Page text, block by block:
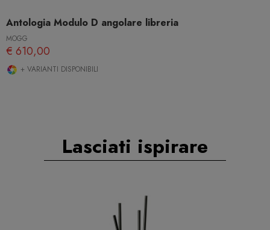
Antologia Modulo D angolare libreria
MOGG
€ 610,00
+ VARIANTI DISPONIBILI
Lasciati ispirare